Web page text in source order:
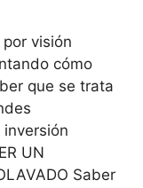
visión
cómo
que se trata
UN
Saber